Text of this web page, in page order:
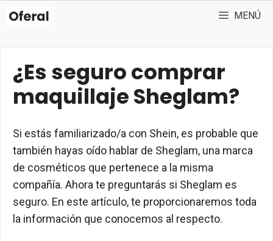
Saltar
MENÚ
¿Es seguro comprar
maquillaje Sheglam?
Si estás familiarizado/a con Shein, es probable que
también hayas oído hablar de Sheglam, una marca
de cosméticos que pertenece a la misma
compañía. Ahora te preguntarás si Sheglam es
seguro. En este artículo, te proporcionaremos toda
la información que conocemos al respecto.